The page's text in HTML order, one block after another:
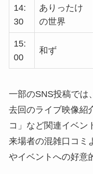
14:
30
ありったけ
の世界
15:
00
和ず
一部のSNS投稿では
去回のライブ映像紹
コ」など関連イベン
来場者の混雑口コミ
やイベントへの好意